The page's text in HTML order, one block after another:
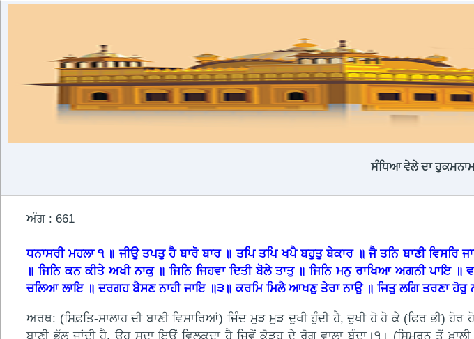
ਸੰਧਿਆ ਵੇਲੇ ਦਾ
ਅੰਗ : 661
ਧਨਾਸਰੀ ਮਹਲਾ ੧ ॥ ਜੀਉ ਤਪਤੁ ਹੈ ਬਾਰੋ ਬਾਰ ॥ ਤਪਿ ਤਪਿ ਖਪੈ ਬਹੁਤੁ ਬੇਕਾਰ ॥ ਜੈ ਤਨਿ ਬਾਣੀ
॥ ਜਿਨਿ ਕਨ ਕੀਤੇ ਅਖੀ ਨਾਕੁ ॥ ਜਿਨਿ ਜਿਹਵਾ ਦਿਤੀ ਬੋਲੇ ਤਾਤੁ ॥ ਜਿਨਿ ਮਨੁ ਰਾਖਿਆ ਅਗਨੀ
ਚਲਿਆ ਲਾਇ ॥ ਦਰਗਹ ਬੈਸਣ ਨਾਹੀ ਜਾਇ ॥੩॥ ਕਰਮਿ ਮਿਲੈ ਆਖਣੁ ਤੇਰਾ ਨਾਉ ॥ ਜਿਤੁ ਲਗਿ ਤਰਣਾ ਹੋਰੁ
ਅਰਥ: (ਸਿਫ਼ਤਿ-ਸਾਲਾਹ ਦੀ ਬਾਣੀ ਵਿਸਾਰਿਆਂ) ਜਿੰਦ ਮੁੜ ਮੁੜ ਦੁਖੀ ਹੁੰਦੀ ਹੈ, ਦੁਖੀ ਹੋ ਹੋ ਕੇ (ਫਿਰ ਭੀ)
ਬਾਣੀ ਭੁੱਲ ਜਾਂਦੀ ਹੈ, ਉਹ ਸਦਾ ਇਉਂ ਵਿਲਕਦਾ ਹੈ ਜਿਵੇਂ ਕੋੜ੍ਹ ਦੇ ਰੋਗ ਵਾਲਾ ਬੰਦਾ।੧। (ਸਿਮਰਨ ਤੋਂ